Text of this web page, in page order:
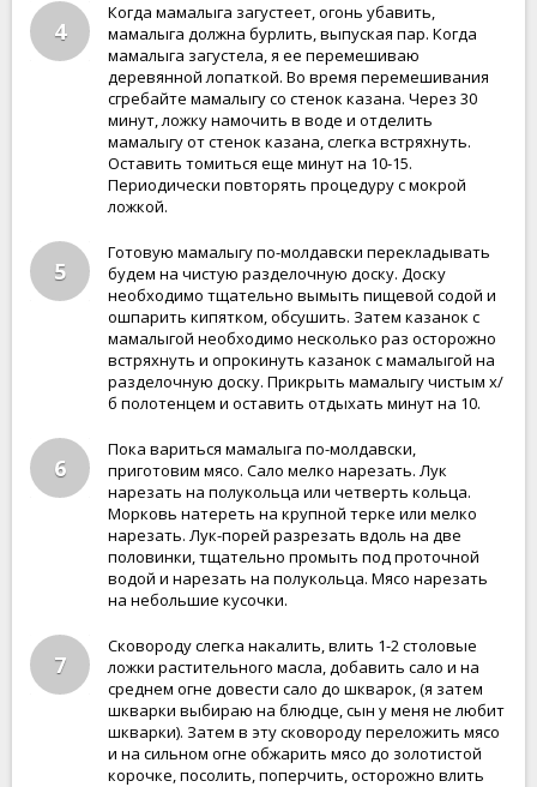
4
Когда мамалыга загустеет, огонь убавить,
мамалыга должна бурлить, выпуская пар. Когда
мамалыга загустела, я ее перемешиваю
деревянной лопаткой. Во время перемешивания
сгребайте мамалыгу со стенок казана. Через 30
минут, ложку намочить в воде и отделить
мамалыгу от стенок казана, слегка встряхнуть.
Оставить томиться еще минут на 10-15.
Периодически повторять процедуру с мокрой
ложкой.
5
Готовую мамалыгу по-молдавски перекладывать
будем на чистую разделочную доску. Доску
необходимо тщательно вымыть пищевой содой и
ошпарить кипятком, обсушить. Затем казанок с
мамалыгой необходимо несколько раз осторожно
встряхнуть и опрокинуть казанок с мамалыгой на
разделочную доску. Прикрыть мамалыгу чистым х/
б полотенцем и оставить отдыхать минут на 10.
6
Пока вариться мамалыга по-молдавски,
приготовим мясо. Сало мелко нарезать. Лук
нарезать на полукольца или четверть кольца.
Морковь натереть на крупной терке или мелко
нарезать. Лук-порей разрезать вдоль на две
половинки, тщательно промыть под проточной
водой и нарезать на полукольца. Мясо нарезать
на небольшие кусочки.
7
Сковороду слегка накалить, влить 1-2 столовые
ложки растительного масла, добавить сало и на
среднем огне довести сало до шкварок, (я затем
шкварки выбираю на блюдце, сын у меня не любит
шкварки). Затем в эту сковороду переложить мясо
и на сильном огне обжарить мясо до золотистой
корочке, посолить, поперчить, осторожно влить